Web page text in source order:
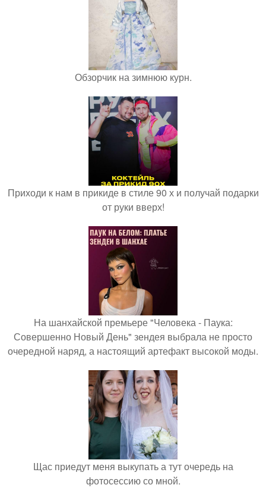
Обзорчик на зимнюю курн.
Приходи к нам в прикиде в стиле 90 х и получай подарки
от руки вверх!
На шанхайской премьере "Человека - Паука:
Совершенно Новый День" зендея выбрала не просто
очередной наряд, а настоящий артефакт высокой моды.
Щас приедут меня выкупать а тут очередь на
фотосессию со мной.